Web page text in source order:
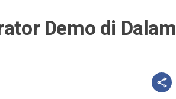
Demo di Dalam